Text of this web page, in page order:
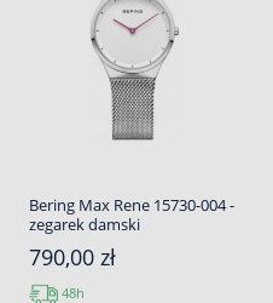
Bering Max Rene 15730-004 -
zegarek damski
790,00 zł
48h